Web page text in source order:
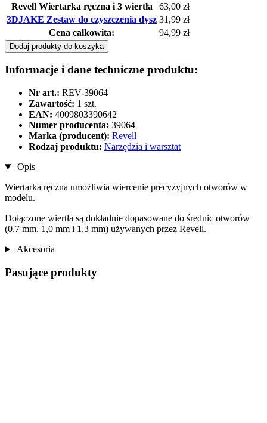
Revell Wiertarka ręczna i 3 wiertła
63,00 zł
3DJAKE Zestaw do czyszczenia dysz 31,99 zł
Cena całkowita:
94,99 zł
Dodaj produkty do koszyka
Informacje i dane techniczne produktu:
Nr art.: REV-39064
Zawartość: 1 szt.
EAN: 4009803390642
Numer producenta: 39064
Marka (producent): Revell
Rodzaj produktu: Narzędzia i warsztat
Opis
Wiertarka ręczna umożliwia wiercenie precyzyjnych otworów w
modelu.
Dołączone wiertła są dokładnie dopasowane do średnic otworów
(0,7 mm, 1,0 mm i 1,3 mm) używanych przez Revell.
Akcesoria
Pasujące produkty